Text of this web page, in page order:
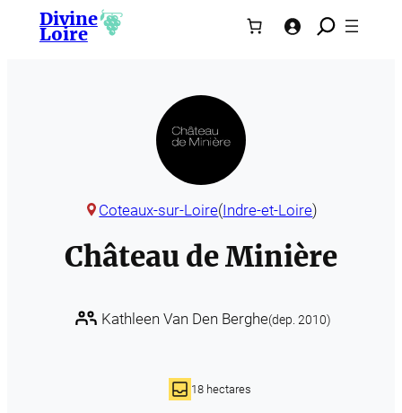
Divine
Loire
Coteaux-sur-Loire(Indre-et-Loire)
Château de Minière
Kathleen Van Den Berghe(dep. 2010)
18 hectares